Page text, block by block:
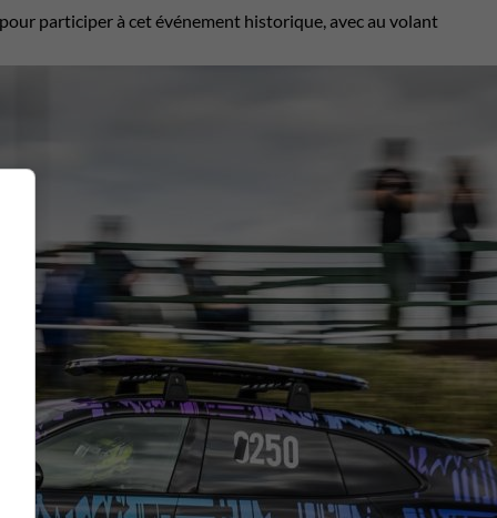
participer à cet événement historique, avec au volant